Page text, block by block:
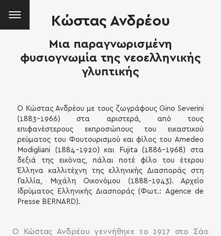
Kώστας Ανδρέου
Μια παραγνωρισμένη
φυσιογνωμία της νεοελληνικής
γλυπτικής
Ο Κώστας Ανδρέου με τους ζωγράφους Gino Severini
(1883-1966) στα αριστερά, από τους
επιφανέστερους εκπροσώπους του εικαστικού
ρεύματος του Φουτουρισμού και φίλος του Amedeo
Modigliani (1884-1920) και Fujita (1886-1968) στα
δεξιά της εικόνας, πάλαι ποτέ φίλο του έτερου
Έλληνα καλλιτέχνη της ελληνικής Διασποράς στη
Γαλλία, Μιχάλη Οικονόμου (1888-1943). Αρχείο
Ιδρύματος Ελληνικής Διασποράς (Φωτ.: Agence de
Presse BERNARD).
Ο Κώστας Ανδρέου γεννήθηκε το 1917 στο Σάο